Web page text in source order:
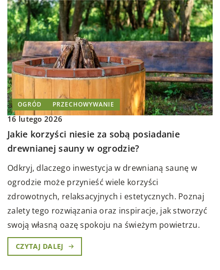
OGRÓD PRZECHOWYWANIE
16 lutego 2026
Jakie korzyści niesie za sobą posiadanie
drewnianej sauny w ogrodzie?
Odkryj, dlaczego inwestycja w drewnianą saunę w
ogrodzie może przynieść wiele korzyści
zdrowotnych, relaksacyjnych i estetycznych. Poznaj
zalety tego rozwiązania oraz inspiracje, jak stworzyć
swoją własną oazę spokoju na świeżym powietrzu.
CZYTAJ DALEJ